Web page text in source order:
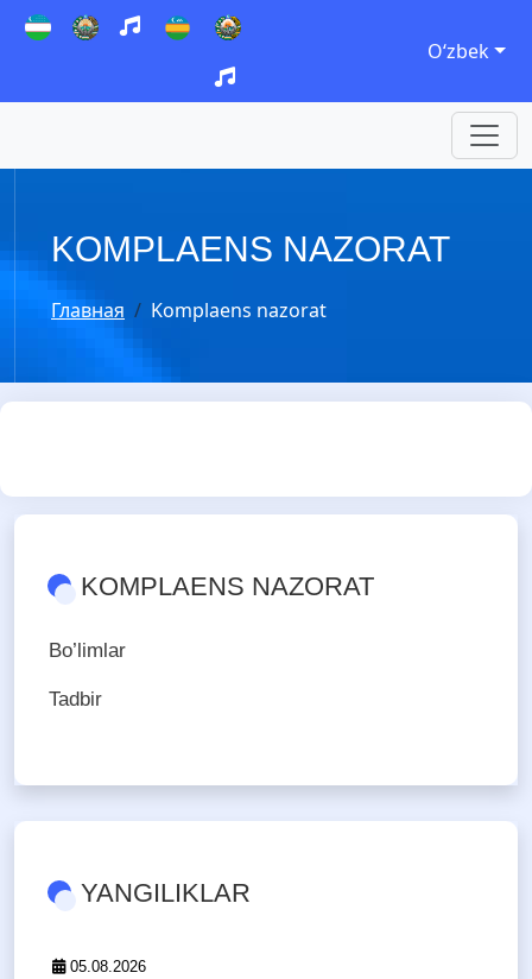
Oʻzbek
KOMPLAENS NAZORAT
Главная Komplaens nazorat
KOMPLAENS NAZORAT
Bo’limlar
Tadbir
YANGILIKLAR
05.08.2026